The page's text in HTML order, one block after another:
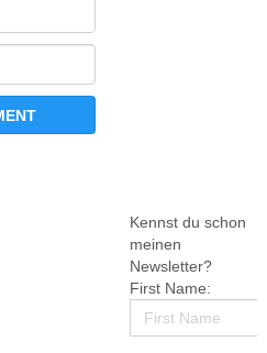
Kennst du schon
meinen
Newsletter?
First Name: